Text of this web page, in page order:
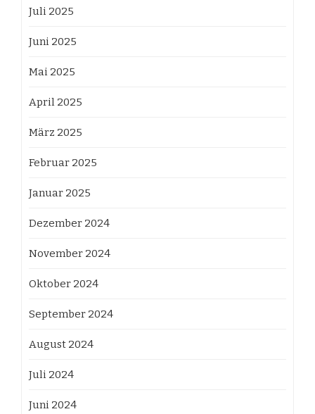
Juli 2025
Juni 2025
Mai 2025
April 2025
März 2025
Februar 2025
Januar 2025
Dezember 2024
November 2024
Oktober 2024
September 2024
August 2024
Juli 2024
Juni 2024